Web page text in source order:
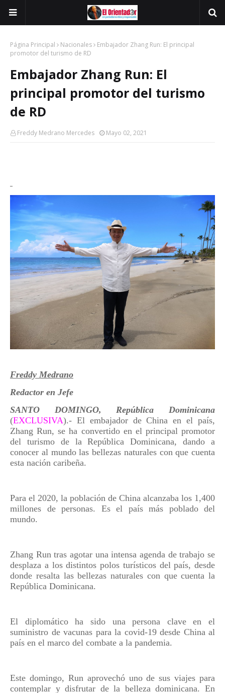
Página Principal Nacionales
Embajador Zhang Run: El principal
promotor del turismo de RD
Embajador Zhang Run: El
principal promotor del turismo
de RD
Freddy Medrano Mercedes Mayo 02, 2021
Freddy Medrano
Redactor en Jefe
SANTO DOMINGO, República Dominicana
(EXCLUSIVA).- El embajador de China en el país,
Zhang Run, se ha convertido en el principal promotor
del turismo de la República Dominicana, dando a
conocer al mundo las bellezas naturales con que cuenta
esta nación caribeña.
Para el 2020, la población de China alcanzaba los 1,400
millones de personas. Es el país más poblado del
mundo.
Zhang Run tras agotar una intensa agenda de trabajo se
desplaza a los distintos polos turísticos del país, desde
donde resalta las bellezas naturales con que cuenta la
República Dominicana.
El diplomático ha sido una persona clave en el
suministro de vacunas para la covid-19 desde China al
país en el marco del combate a la pandemia.
Este domingo, Run aprovechó uno de sus viajes para
contemplar y disfrutar de la belleza dominicana. En